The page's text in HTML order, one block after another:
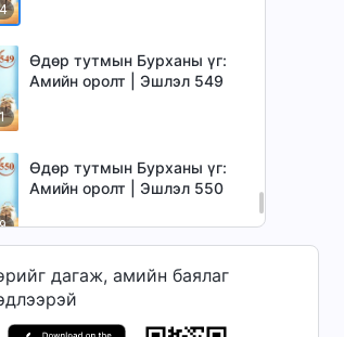
Өдөр тутмын Бурханы үг:
Амийн оролт | Эшлэл 549
Өдөр тутмын Бурханы үг:
Амийн оролт | Эшлэл 550
Өдөр тутмын Бурханы үг:
Амийн оролт | Эшлэл 551
дагаж, амийн баялаг